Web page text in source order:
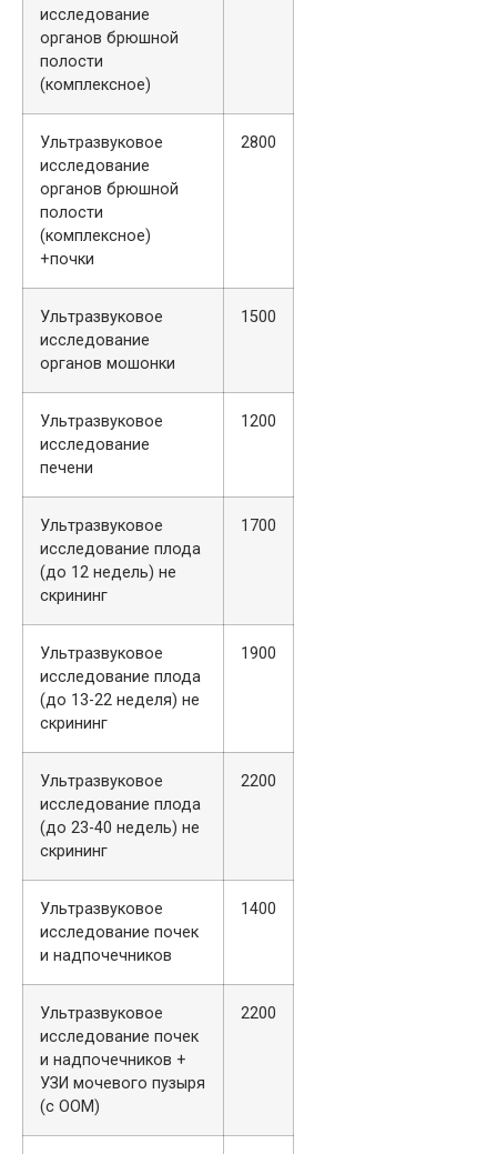
исследование
органов брюшной
полости
(комплексное)
Ультразвуковое
исследование
органов брюшной
полости
(комплексное)
+почки
2800
Ультразвуковое
исследование
органов мошонки
1500
Ультразвуковое
исследование
печени
1200
Ультразвуковое
исследование плода
(до 12 недель) не
скрининг
1700
Ультразвуковое
исследование плода
(до 13-22 неделя) не
скрининг
1900
Ультразвуковое
исследование плода
(до 23-40 недель) не
скрининг
2200
Ультразвуковое
исследование почек
и надпочечников
1400
Ультразвуковое
исследование почек
и надпочечников +
УЗИ мочевого пузыря
(с ООМ)
2200